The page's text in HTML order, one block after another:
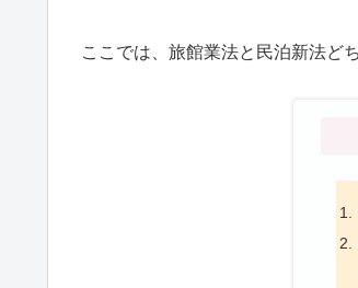
ここでは、旅館業法と民泊新法ど